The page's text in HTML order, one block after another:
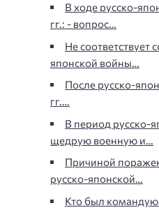
В ходе русско-
гг.: - вопрос…
Не соответствует
японской войны…
После русско-
гг.…
В период русско-
щедрую военную и…
Причиной
русско-японской…
Кто был